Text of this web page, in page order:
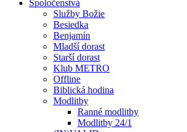
Spoločenstvá
Služby Božie
Besiedka
Benjamín
Mladší dorast
Starší dorast
Klub METRO
Offline
Biblická hodina
Modlitby
Ranné modlitby
Modlitby 24/1